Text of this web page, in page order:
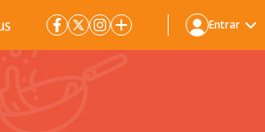
Entrar